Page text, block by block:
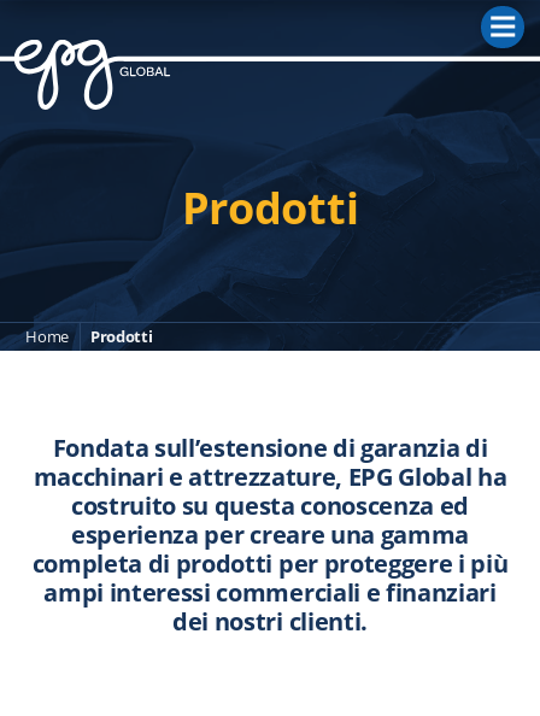
Prodotti
Home Prodotti
Fondata sull’estensione di garanzia di
macchinari e attrezzature, EPG Global ha
costruito su questa conoscenza ed
esperienza per creare una gamma
completa di prodotti per proteggere i più
ampi interessi commerciali e finanziari
dei nostri clienti.